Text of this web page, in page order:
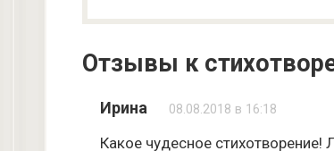
Отзывы к
Ирина 08.08.2018 в 16:18
Какое чудесное стихотворение!